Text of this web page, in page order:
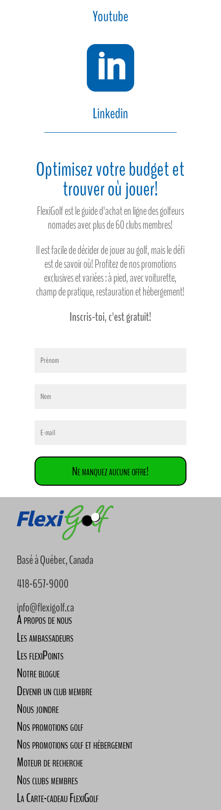
Youtube

Linkedin
Optimisez votre budget et
trouver où jouer!
FlexiGolf est le guide d'achat en ligne des golfeurs
nomades avec plus de 60 clubs membres!
Il est facile de décider de jouer au golf, mais le défi
est de savoir où! Profitez de nos promotions
exclusives et variées : à pied, avec voiturette,
champ de pratique, restauration et hébergement!
Inscris-toi, c'est gratuit!
Ne manquez aucune offre!
Basé à Québec, Canada
418-657-9000
info@flexigolf.ca
À propos de nous
Les ambassadeurs
Les flexiPoints
Notre blogue
Devenir un club membre
Nous joindre
Nos promotions golf
Nos promotions golf et hébergement
Moteur de recherche
Nos clubs membres
La Carte-cadeau FlexiGolf